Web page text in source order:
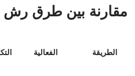
مقارنة بين طرق رش
الطريقة الفعالية